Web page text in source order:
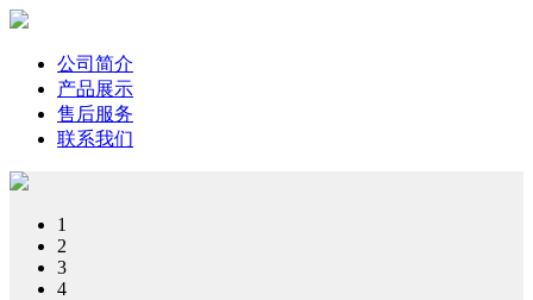
公司简介
产品展示
售后服务
联系我们
1
2
3
4